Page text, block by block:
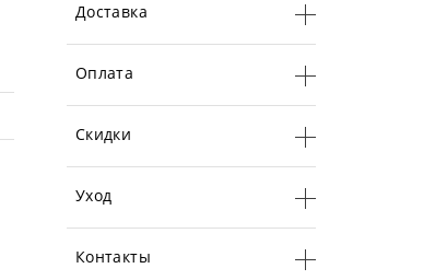
Доставка
Оплата
Скидки
Уход
Контакты